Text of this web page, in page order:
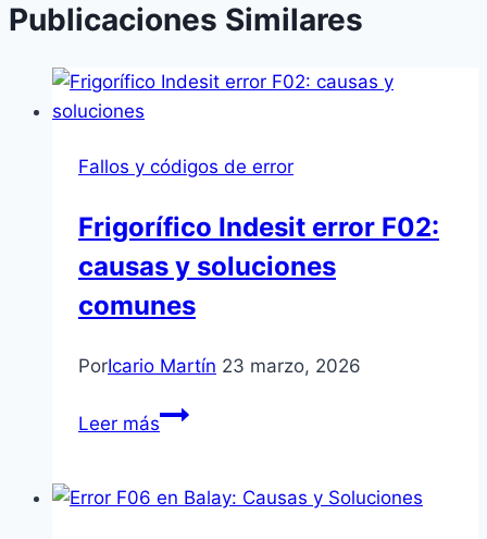
Publicaciones Similares
Fallos y códigos de error
Frigorífico Indesit error F02:
causas y soluciones
comunes
PorIcario Martín 23 marzo, 2026
Leer másFrigorífico
F02: